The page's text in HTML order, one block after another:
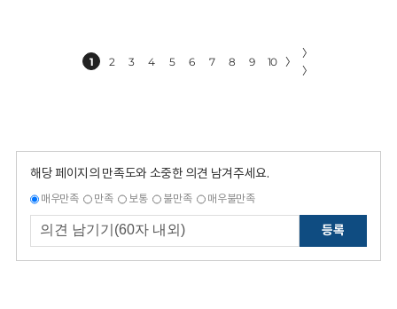
1 2 3 4 5 6 7 8 9 10 〉
〉
〉
해당 페이지의 만족도와 소중한 의견 남겨주세요.
매우만족 만족 보통 불만족 매우불만족
등록